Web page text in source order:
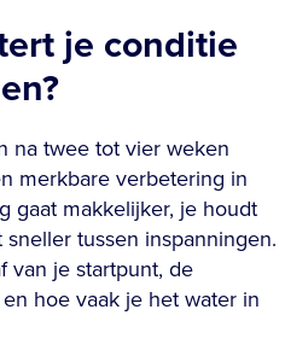
je conditie
na twee tot vier weken
merkbare verbetering in
gaat makkelijker, je houdt
tussen inspanningen.
van je startpunt, de
hoe vaak je het water in